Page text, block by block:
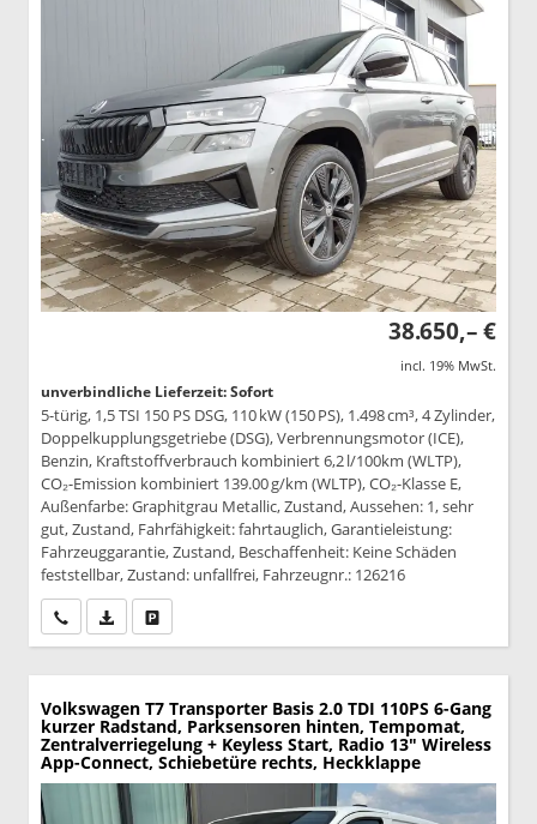
38.650,– €
incl. 19% MwSt.
unverbindliche Lieferzeit: Sofort
5-türig, 1,5 TSI 150 PS DSG, 110 kW (150 PS), 1.498 cm³, 4 Zylinder,
Doppelkupplungsgetriebe (DSG), Verbrennungsmotor (ICE),
Benzin, Kraftstoffverbrauch kombiniert 6,2 l/100km (WLTP),
CO₂-Emission kombiniert 139.00 g/km (WLTP), CO₂-Klasse E,
Außenfarbe: Graphitgrau Metallic, Zustand, Aussehen: 1, sehr
gut, Zustand, Fahrfähigkeit: fahrtauglich, Garantieleistung:
Fahrzeuggarantie, Zustand, Beschaffenheit: Keine Schäden
feststellbar, Zustand: unfallfrei, Fahrzeugnr.: 126216
Wir rufen Sie anPDF-Datei, Fahrzeugexposé drucken
Volkswagen T7 Transporter Basis 2.0 TDI 110PS 6-Gang
kurzer Radstand, Parksensoren hinten, Tempomat,
Zentralverriegelung + Keyless Start, Radio 13" Wireless
App-Connect, Schiebetüre rechts, Heckklappe